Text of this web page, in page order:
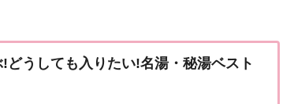
どうしても入りたい!名湯・秘湯ベスト